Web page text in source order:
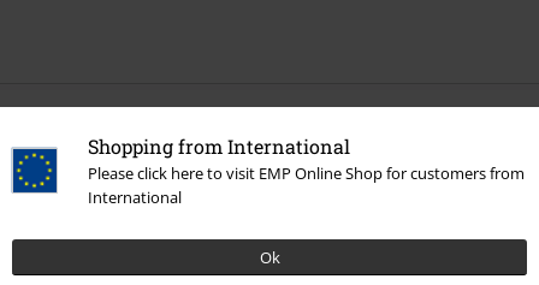
Shopping from International
Please click here to visit EMP Online Shop for customers from
International
Ok
Altre Categorie. Altre Scelte.
Band Merch Genere Hardrock
Band Merch Genere Rock